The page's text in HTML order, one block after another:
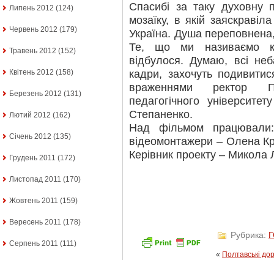
Липень 2012 (124)
Червень 2012 (179)
Травень 2012 (152)
Квітень 2012 (158)
Березень 2012 (131)
Лютий 2012 (162)
Січень 2012 (135)
Грудень 2011 (172)
Листопад 2011 (170)
Жовтень 2011 (159)
Вересень 2011 (178)
Серпень 2011 (111)
Спасибі за таку духовну
мозаїку, в якій
Україна. Душа
Те, що ми називаємо
відбулося. Думаю, всі
кадри, захочуть
враженнями ректор
педагогічного
Степаненко.
Над фільмом
відеомонтажери – Олена
Керівник проекту – Микола
Рубрика:
« Полтавські